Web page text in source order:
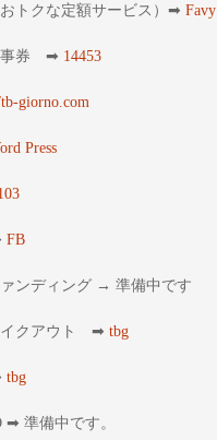
トクな定額サービス）➡︎ Favy
券　➡︎ 14453
giorno.com
Press
FB
ンディング → 準備中です
クアウト　➡︎ tbg
tbg
➡︎ 準備中です。